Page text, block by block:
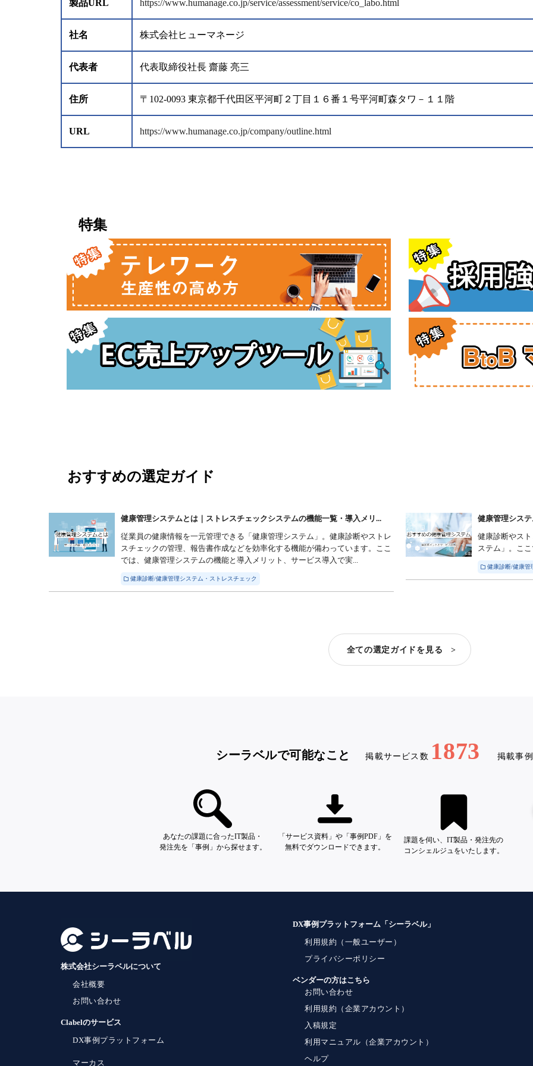
製品URL https://www.humanage.co.jp/service/assessment/service/co_labo.html
社名 株式会社ヒューマネージ
代表者 代表取締役社長 齋藤 亮三
住所 〒102-0093 東京都千代田区平河町２丁目１６番１号平河町森タワ－１１階
URL https://www.humanage.co.jp/company/outline.html
特集
おすすめの選定ガイド
健康管理システムとは｜ストレスチェックシステムの機能一覧・導入メリ...
従業員の健康情報を一元管理できる「健康管理システム」。健康診断やストレ
スチェックの管理、報告書作成などを効率化する機能が備わっています。ここ
では、健康管理システムの機能と導入メリット、サービス導入で実...
健康診断/健康管理システム・ストレスチェック
健康管理シス
健康診断やス
ステム」。こ
健康診断/健康管
全ての選定ガイドを見る >
シーラベルで可能なこと 掲載サービス数 1873 掲載事
あなたの課題に合ったIT製品・
発注先を「事例」から探せます。
「サービス資料」や「事例PDF」を
無料でダウンロードできます。
課題を伺い、IT製品・発注先の
コンシェルジュをいたします。
株式会社シーラベルについて
会社概要
お問い合わせ
Clabelのサービス
DX事例プラットフォーム
マーカス
DX事例プラットフォーム「シーラベル」
利用規約（一般ユーザー）
プライバシーポリシー
ベンダーの方はこちら
お問い合わせ
利用規約（企業アカウント）
入稿規定
利用マニュアル（企業アカウント）
ヘルプ